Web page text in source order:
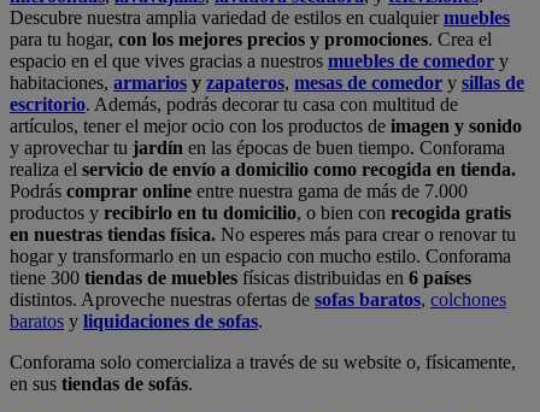
Descubre nuestra amplia variedad de estilos en cualquiermuebles
para tu hogar, con los mejores precios y promociones. Crea el
espacio en el que vives gracias a nuestros muebles de comedor y
habitaciones, armarios y zapateros, mesas de comedor y sillas de
escritorio. Además, podrás decorar tu casa con multitud de
artículos, tener el mejor ocio con los productos de imagen y sonido
y aprovechar tu jardín en las épocas de buen tiempo. Conforama
realiza el servicio de envío a domicilio como recogida en tienda.
Podrás comprar online entre nuestra gama de más de 7.000
productos y recibirlo en tu domicilio, o bien con recogida gratis
en nuestras tiendas física. No esperes más para crear o renovar tu
hogar y transformarlo en un espacio con mucho estilo. Conforama
tiene 300 tiendas de muebles físicas distribuidas en 6 países
distintos. Aproveche nuestras ofertas de sofas baratos, colchones
baratos y liquidaciones de sofas.
Conforama solo comercializa a través de su website o, físicamente,
en sus tiendas de sofás.